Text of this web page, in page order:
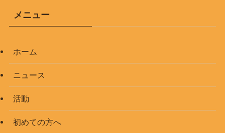
メニュー
ホーム
ニュース
活動
初めての方へ